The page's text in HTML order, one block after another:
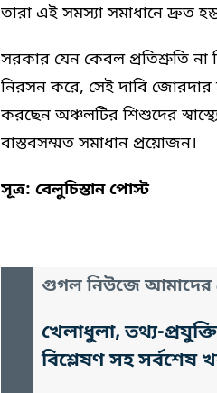
তারা এই সমস্যা সমাধানে দ্রুত
সরকার যেন কেবল প্রতিশ্রুতি না
নিরসন করে, সেই দাবি জোরদার
করছেন অঞ্চলটির শিশুদের
বাস্তবসম্মত সমাধান প্রয়োজন।
সূত্র: বেলুচিস্তান পোস্ট
গুগল নিউজে আমাদের
খেলাধুলা, তথ্য-
বিশ্লেষণ সহ সর্বশেষ